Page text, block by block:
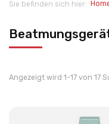
Sie befinden sich hier:
Angezeigt wird 1-17 von 17